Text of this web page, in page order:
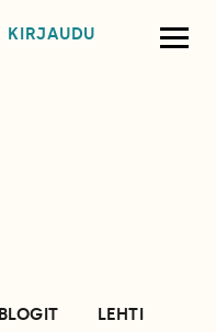
KIRJAUDU
BLOGIT
LEHTI